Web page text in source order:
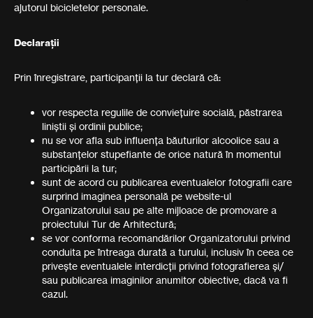
ajutorul bicicletelor personale.
Declarații
Prin înregistrare, participanții la tur declară că:
vor respecta regulile de conviețuire socială, păstrarea
liniștii și ordinii publice;
nu se vor afla sub influența băuturilor alcoolice sau a
substanțelor stupefiante de orice natură în momentul
participării la tur;
sunt de acord cu publicarea eventualelor fotografii care
surprind imaginea personală pe website-ul
Organizatorului sau pe alte mijloace de promovare a
proiectului Tur de Arhitectură;
se vor conforma recomandărilor Organizatorului privind
conduita pe întreaga durată a turului, inclusiv în ceea ce
privește eventualele interdicții privind fotografierea și/
sau publicarea imaginilor anumitor obiective, dacă va fi
cazul.